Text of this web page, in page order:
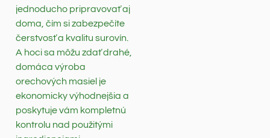
jednoducho pripravovať aj
doma, čím si zabezpečíte
čerstvosť a kvalitu surovín.
A hoci sa môžu zdať drahé,
domáca výroba
orechových masiel je
ekonomicky výhodnejšia a
poskytuje vám kompletnú
kontrolu nad použitými